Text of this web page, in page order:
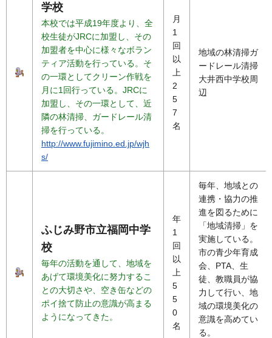
学校
本校では平成19年度より、全
校生徒がJRCに加盟し、その
加盟者を中心に様々なボラン
ティア活動を行っている。そ
の一環としてクリーン作戦を
月に1回行っている。JRCに
加盟し、その一環として、近
隣の林清掃、ガードレール清
掃を行っている。
http://www.fujimino.ed.jp/wjh
s/
月
1
回
以
上
2
5
7
名
地域の林清掃ガ
ードレール清掃
大井西中学校周
辺
ふじみ野市立福岡中学
校
毎年の活動を通して、地域を
あげて環境美化に努力するこ
との大切さや、空き缶などの
ポイ捨て防止の意識が高まる
ようになってきた。
年
1
回
以
上
5
5
0
名
毎年、地域との
連携・協力の推
進を図るために
「地域清掃」を
実施している。
市の青少年育成
会、PTA、生
徒、教職員が協
力して行い、地
域の環境美化の
意識を高めてい
る。